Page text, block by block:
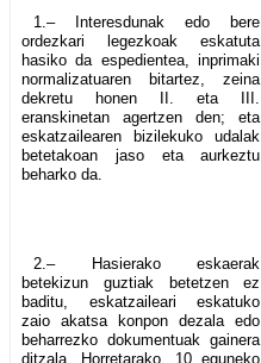
1.– Interesdunak edo bere
ordezkari legezkoak eskatuta
hasiko da espedientea, inprimaki
normalizatuaren bitartez, zeina
dekretu honen II. eta III.
eranskinetan agertzen den; eta
eskatzailearen bizilekuko udalak
betetakoan jaso eta aurkeztu
beharko da.
2.– Hasierako eskaerak
betekizun guztiak betetzen ez
baditu, eskatzaileari eskatuko
zaio akatsa konpon dezala edo
beharrezko dokumentuak gainera
ditzala. Horretarako, 10 eguneko